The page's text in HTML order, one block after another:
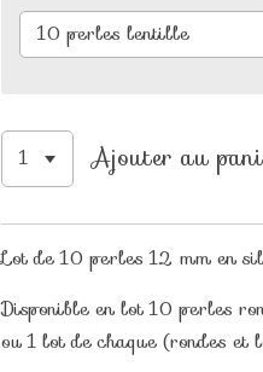
Ajouter au
Lot de 10 perles 12 mm en
Disponible en lot 10 perles
ou 1 lot de chaque (rondes et